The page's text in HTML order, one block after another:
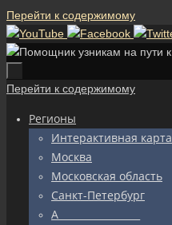
Перейти к содержимому
Перейти к содержимому
Регионы
Интерактивная карта
Москва
Московская область
Санкт-Петербург
А_________________